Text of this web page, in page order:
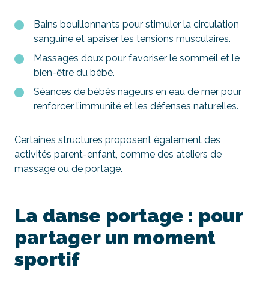
Bains bouillonnants pour stimuler la circulation
sanguine et apaiser les tensions musculaires.
Massages doux pour favoriser le sommeil et le
bien-être du bébé.
Séances de bébés nageurs en eau de mer pour
renforcer l’immunité et les défenses naturelles.
Certaines structures proposent également des
activités parent-enfant, comme des ateliers de
massage ou de portage.
La danse portage : pour
partager un moment
sportif